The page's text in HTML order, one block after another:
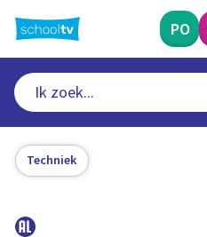
naar
hoofdinhoud
PO
Techniek